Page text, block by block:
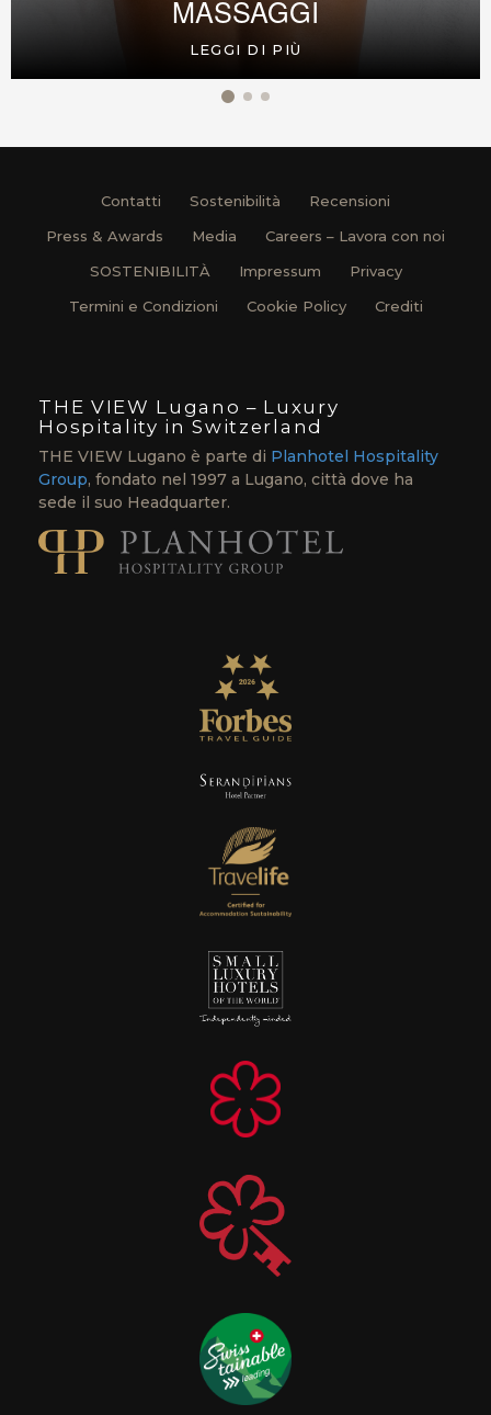
MASSAGGI
LEGGI DI PIÙ
Contatti Sostenibilità
Recensioni
Press & Awards
Media
Careers – Lavora con noi
SOSTENIBILITÀ
Impressum
Privacy
Termini e Condizioni
Cookie Policy Crediti
THE VIEW Lugano – Luxury
Hospitality in Switzerland
THE VIEW Lugano è parte di Planhotel Hospitality
Group, fondato nel 1997 a Lugano, città dove ha
sede il suo Headquarter.